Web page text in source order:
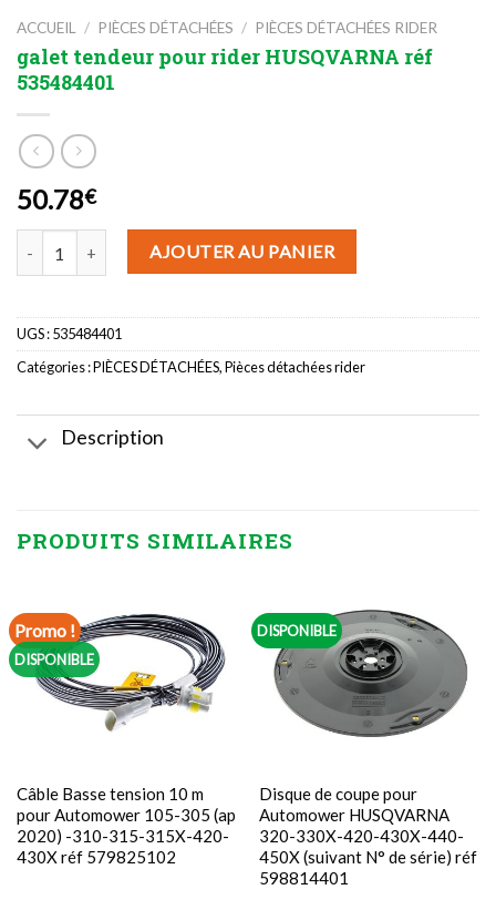
ACCUEIL / PIÈCES DÉTACHÉES / PIÈCES DÉTACHÉES RIDER
galet tendeur pour rider HUSQVARNA réf
535484401
50.78€
AJOUTER AU PANIER
UGS :535484401
Catégories :PIÈCES DÉTACHÉES,Pièces détachées rider
Description
PRODUITS SIMILAIRES
Promo !
DISPONIBLE
Câble Basse tension 10 m
pour Automower 105-305 (ap
2020) -310-315-315X-420-
430X réf 579825102
DISPONIBLE
Disque de coupe pour
Automower HUSQVARNA
320-330X-420-430X-440-
450X (suivant N° de série) réf
598814401